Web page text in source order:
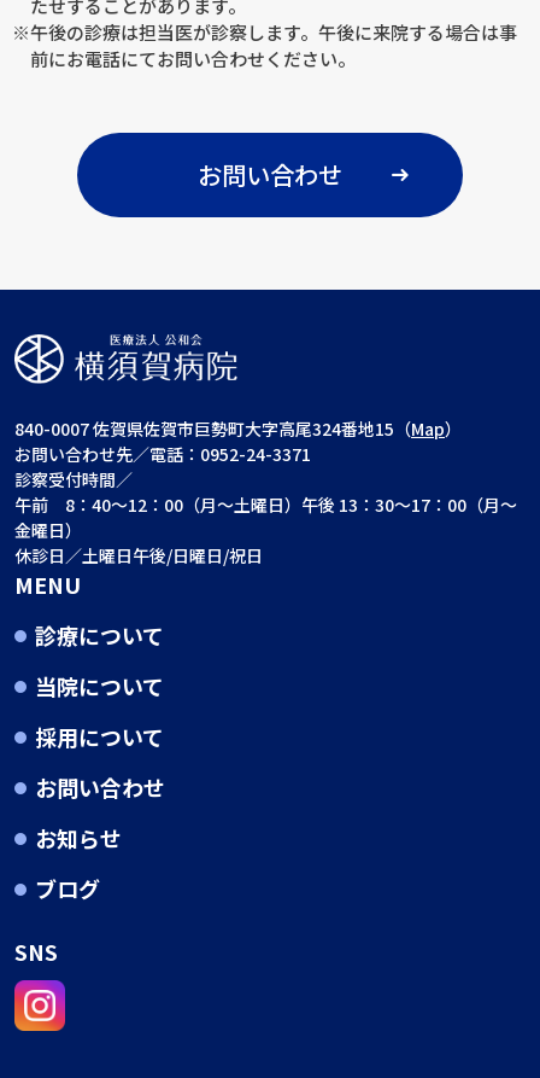
たせすることがあります。
※午後の診療は担当医が診察します。午後に来院する場合は事
前にお電話にてお問い合わせください。
お問い合わせ
840-0007 佐賀県佐賀市巨勢町大字高尾324番地15（Map）
お問い合わせ先／電話：0952-24-3371
診察受付時間／
午前 8：40～12：00（月～土曜日）午後 13：30～17：00（月～
金曜日）
休診日／土曜日午後/日曜日/祝日
MENU
診療について
当院について
採用について
お問い合わせ
お知らせ
ブログ
SNS